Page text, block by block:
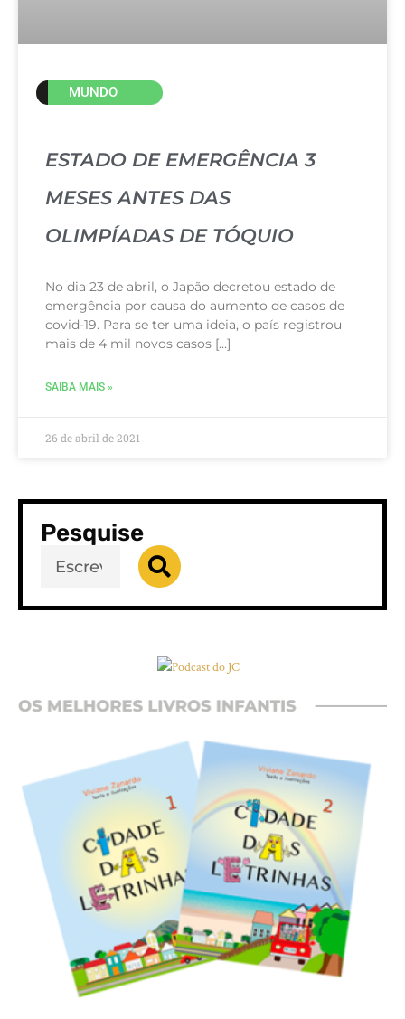
MUNDO
ESTADO DE EMERGÊNCIA 3
MESES ANTES DAS
OLIMPÍADAS DE TÓQUIO
No dia 23 de abril, o Japão decretou estado de
emergência por causa do aumento de casos de
covid-19. Para se ter uma ideia, o país registrou
mais de 4 mil novos casos […]
SAIBA MAIS »
26 de abril de 2021
Pesquise